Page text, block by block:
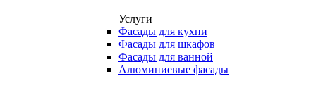
Услуги
Фасады для кухни
Фасады для шкафов
Фасады для ванной
Алюминиевые фасады